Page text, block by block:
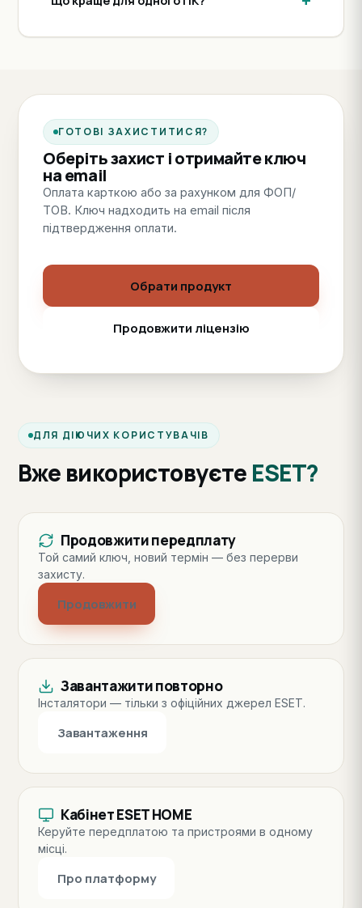
ГОТОВІ ЗАХИСТИТИСЯ?
Оберіть захист і отримайте ключ
на email
Оплата карткою або за рахунком для ФОП/
ТОВ. Ключ надходить на email після
підтвердження оплати.
Обрати продукт
Продовжити ліцензію
ДЛЯ ДІЮЧИХ КОРИСТУВАЧІВ
Вже використовуєте ESET?
Продовжити передплату
Той самий ключ, новий термін — без перерви
захисту.
Продовжити
Завантажити повторно
Інсталятори — тільки з офіційних джерел ESET.
Завантаження
Кабінет ESET HOME
Керуйте передплатою та пристроями в одному
місці.
Про платформу